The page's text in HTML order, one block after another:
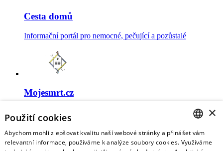
Cesta domů
Informační portál pro nemocné, pečující a pozůstalé
Mojesmrt.cz
představy o konci života
CZECH
×
Použití cookies
Abychom mohli zlepšovat kvalitu naší webové stránky a přinášet vám
relevantní informace, používáme k analýze soubory cookies. Využíváme